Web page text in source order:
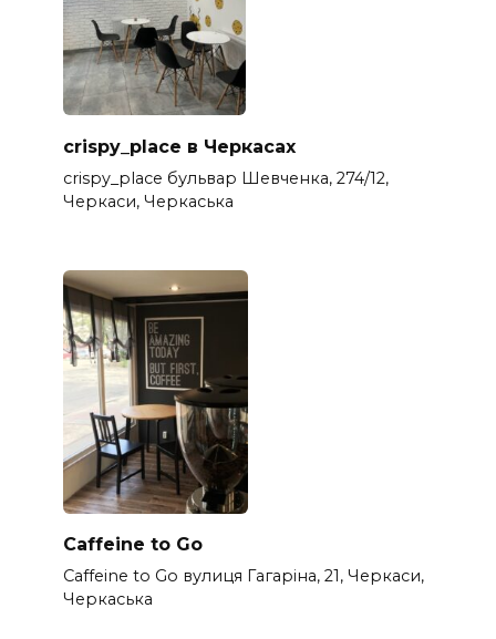
crispy_place в Черкасах
crispy_place бульвар Шевченка, 274/12,
Черкаси, Черкаська
Caffeine to Go
Caffeine to Go вулиця Гагаріна, 21, Черкаси,
Черкаська